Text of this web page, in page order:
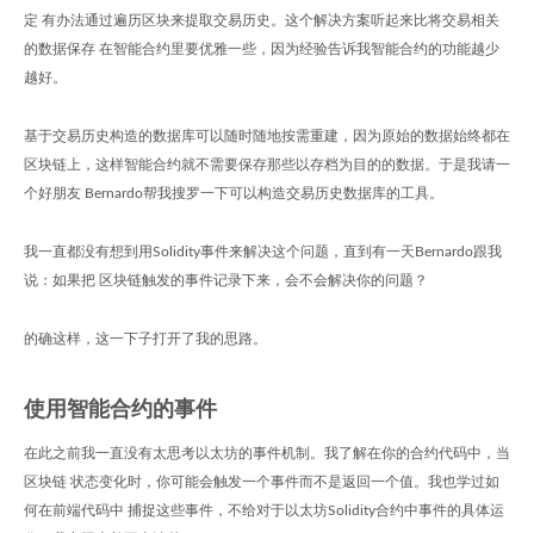
定 有办法通过遍历区块来提取交易历史。这个解决方案听起来比将交易相关
的数据保存 在智能合约里要优雅一些，因为经验告诉我智能合约的功能越少
越好。
基于交易历史构造的数据库可以随时随地按需重建，因为原始的数据始终都在
区块链上，这样智能合约就不需要保存那些以存档为目的的数据。于是我请一
个好朋友 Bernardo帮我搜罗一下可以构造交易历史数据库的工具。
我一直都没有想到用Solidity事件来解决这个问题，直到有一天Bernardo跟我
说：如果把 区块链触发的事件记录下来，会不会解决你的问题？
的确这样，这一下子打开了我的思路。
使用智能合约的事件
在此之前我一直没有太思考以太坊的事件机制。我了解在你的合约代码中，当
区块链 状态变化时，你可能会触发一个事件而不是返回一个值。我也学过如
何在前端代码中 捕捉这些事件，不给对于以太坊Solidity合约中事件的具体运